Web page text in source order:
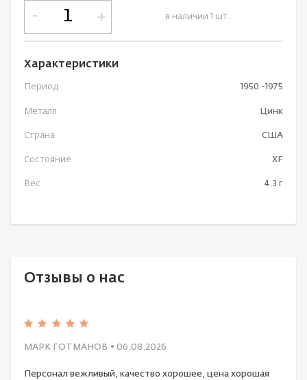
в наличии 1 шт.
- +
Характеристики
Период 1950 -1975
Металл Цинк
Страна США
Состояние XF
Вес 4.3 г
Отзывы о нас
МАРК ГОТМАНОВ • 06.08.2026
Персонал вежливый, качество хорошее, цена хорошая